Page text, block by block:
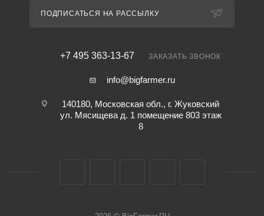
ПОДПИСАТЬСЯ НА РАССЫЛКУ
+7 495 363-13-67 ЗАКАЗАТЬ ЗВОНОК
info@bigfarmer.ru
140180, Московская обл., г. Жуковский
ул. Мясищева д. 1 помещение 803 этаж
8